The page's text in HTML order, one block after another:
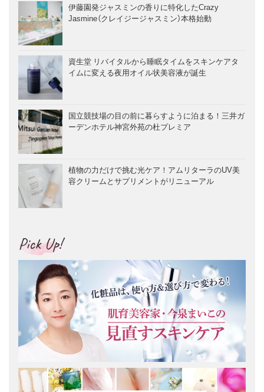
伊藤園発ジャスミンの香りに特化したCrazy
Jasmine（クレイジージャスミン）本格始動
資生堂 リバイタルから睡眠タイムをスキンケアタ
イムに変える夜用オイル状美容液が誕生
国立競技場の目の前に暮らすように泊まる！三井ガ
ーデンホテル神宮外苑の杜プレミア
植物の力だけで挑む光ケア！アムリターラのUV美
容クリームとサプリメントがリニューアル
Pick Up!